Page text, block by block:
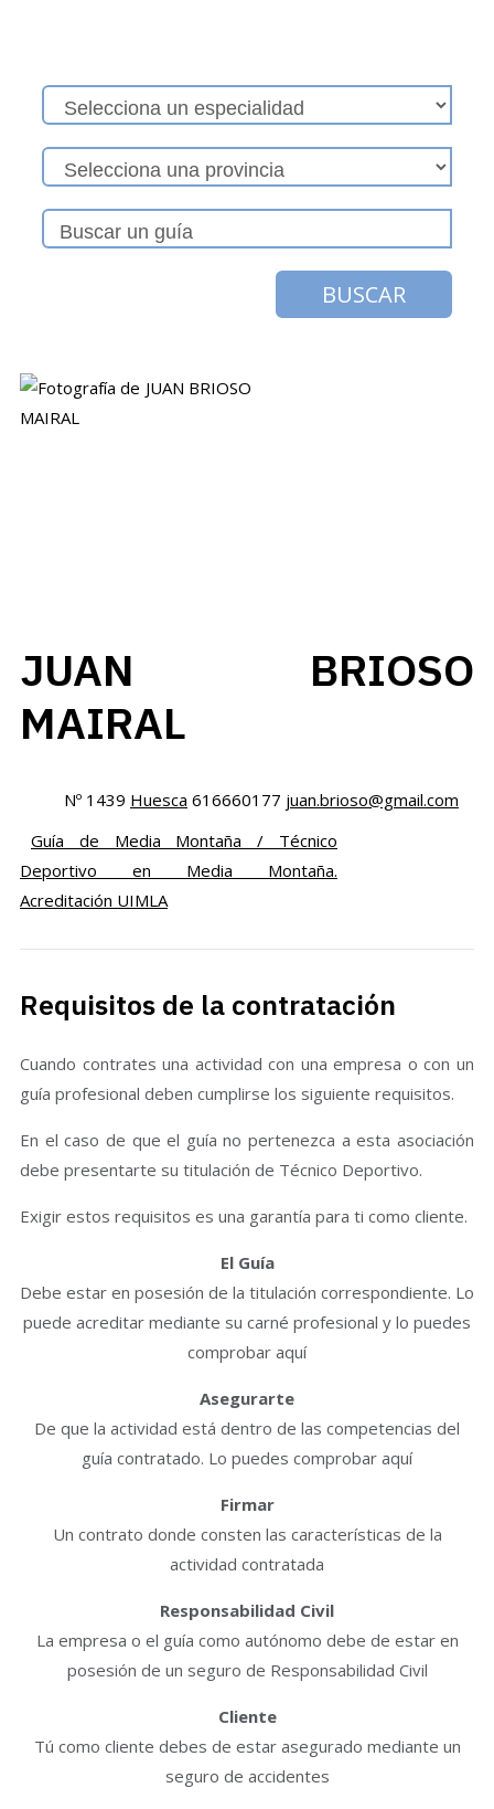
BUSCAR
JUAN BRIOSO
MAIRAL
Nº 1439 Huesca 616660177 juan.brioso@gmail.com
Guía de Media Montaña / Técnico
Deportivo en Media Montaña.
Acreditación UIMLA
Requisitos de la contratación
Cuando contrates una actividad con una empresa o con un
guía profesional deben cumplirse los siguiente requisitos.
En el caso de que el guía no pertenezca a esta asociación
debe presentarte su titulación de Técnico Deportivo.
Exigir estos requisitos es una garantía para ti como cliente.
El Guía
Debe estar en posesión de la titulación correspondiente. Lo
puede acreditar mediante su carné profesional y lo puedes
comprobar aquí
Asegurarte
De que la actividad está dentro de las competencias del
guía contratado. Lo puedes comprobar aquí
Firmar
Un contrato donde consten las características de la
actividad contratada
Responsabilidad Civil
La empresa o el guía como autónomo debe de estar en
posesión de un seguro de Responsabilidad Civil
Cliente
Tú como cliente debes de estar asegurado mediante un
seguro de accidentes